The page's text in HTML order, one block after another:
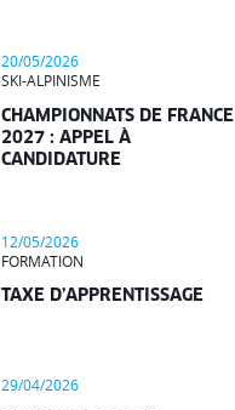
20/05/2026
SKI-ALPINISME
CHAMPIONNATS DE FRANCE
2027 : APPEL À
CANDIDATURE
12/05/2026
FORMATION
TAXE D’APPRENTISSAGE
29/04/2026